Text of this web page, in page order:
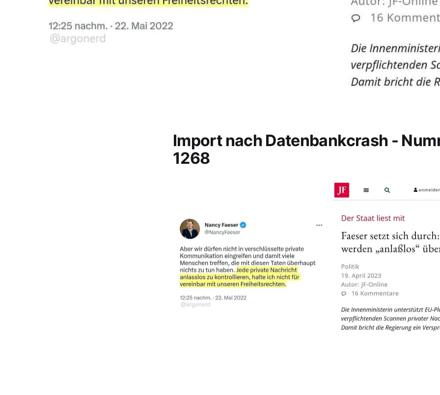
Import nach Datenbankcrash -
1268